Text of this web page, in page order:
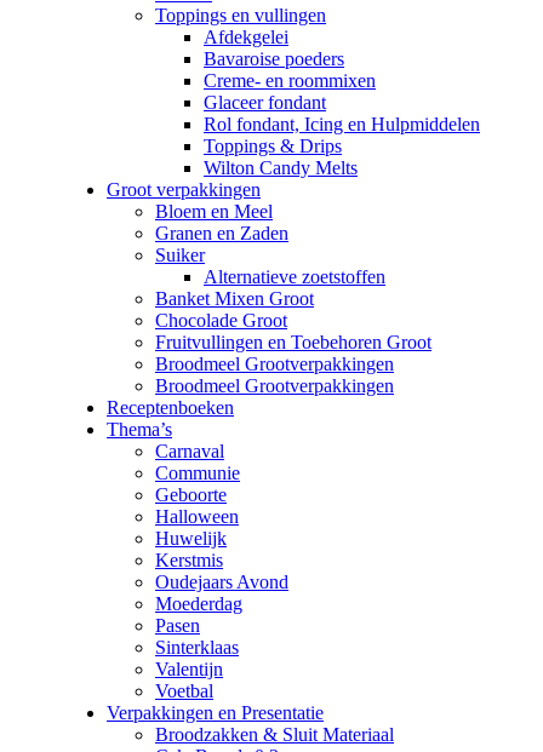
Toppings en vullingen
Afdekgelei
Bavaroise poeders
Creme- en roommixen
Glaceer fondant
Rol fondant, Icing en Hulpmiddelen
Toppings & Drips
Wilton Candy Melts
Groot verpakkingen
Bloem en Meel
Granen en Zaden
Suiker
Alternatieve zoetstoffen
Banket Mixen Groot
Chocolade Groot
Fruitvullingen en Toebehoren Groot
Broodmeel Grootverpakkingen
Broodmeel Grootverpakkingen
Receptenboeken
Thema’s
Carnaval
Communie
Geboorte
Halloween
Huwelijk
Kerstmis
Oudejaars Avond
Moederdag
Pasen
Sinterklaas
Valentijn
Voetbal
Verpakkingen en Presentatie
Broodzakken & Sluit Materiaal